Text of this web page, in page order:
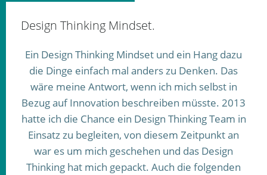
Design Thinking Mindset.
Ein Design Thinking Mindset und ein Hang dazu
die Dinge einfach mal anders zu Denken. Das
wäre meine Antwort, wenn ich mich selbst in
Bezug auf Innovation beschreiben müsste. 2013
hatte ich die Chance ein Design Thinking Team in
Einsatz zu begleiten, von diesem Zeitpunkt an
war es um mich geschehen und das Design
Thinking hat mich gepackt. Auch die folgenden